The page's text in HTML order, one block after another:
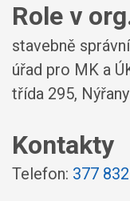
Role v
stavebně
úřad pro MK a
třída 295,
Kontakty
Telefon: 377